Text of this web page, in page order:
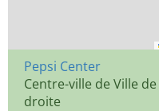
Pepsi Center
Centre-ville de Ville
droite